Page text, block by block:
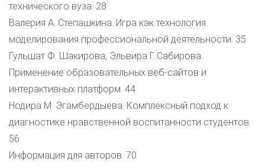
технического вуза. 28
Валерия А. Степашкина. Игра как технология
моделирования профессиональной деятельности. 35
Гульшат Ф. Шакирова, Эльвира Г. Сабирова.
Применение образовательных веб-сайтов и
интерактивных платформ. 44
Нодира М. Эгамбердыева. Комплексный подход к
диагностике нравственной воспитанности студентов.
56
Информация для авторов. 70